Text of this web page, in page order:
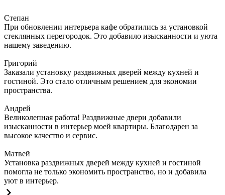
Степан
При обновлении интерьера кафе обратились за установкой
стеклянных перегородок. Это добавило изысканности и уюта
нашему заведению.
Григорий
Заказали установку раздвижных дверей между кухней и
гостиной. Это стало отличным решением для экономии
пространства.
Андрей
Великолепная работа! Раздвижные двери добавили
изысканности в интерьер моей квартиры. Благодарен за
высокое качество и сервис.
Матвей
Установка раздвижных дверей между кухней и гостиной
помогла не только экономить пространство, но и добавила
уют в интерьер.